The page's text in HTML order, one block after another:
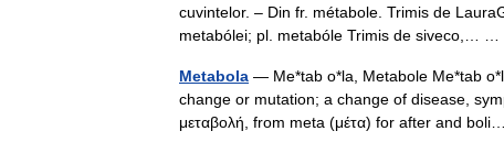
cuvintelor. – Din fr. métabole. Trimis de
metabólei; pl. metabóle Trimis de siveco,… …
Metabola — Me*tab o*la, Metabole Me*tab
change or mutation; a change of disease,
μεταβολή, from meta (μέτα) for after and